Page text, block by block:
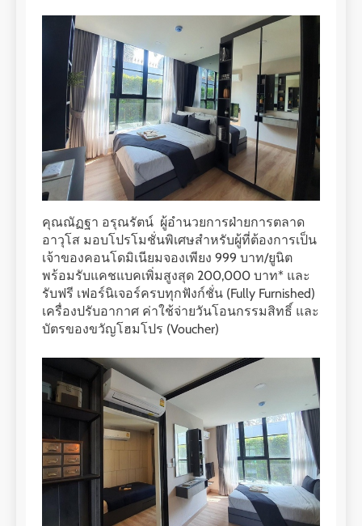
คุณณัฏฐา อรุณรัตน์ ผู้อำนวยการฝ่ายการตลาด
อาวุโส มอบโปรโมชั่นพิเศษสำหรับผู้ที่ต้องการเป็น
เจ้าของคอนโดมิเนียมจองเพียง 999 บาท/ยูนิต
พร้อมรับแคชแบคเพิ่มสูงสุด 200,000 บาท* และ
รับฟรี เฟอร์นิเจอร์ครบทุกฟังก์ชั่น (Fully Furnished)
เครื่องปรับอากาศ ค่าใช้จ่ายวันโอนกรรมสิทธิ์ และ
บัตรของขวัญโฮมโปร (Voucher)